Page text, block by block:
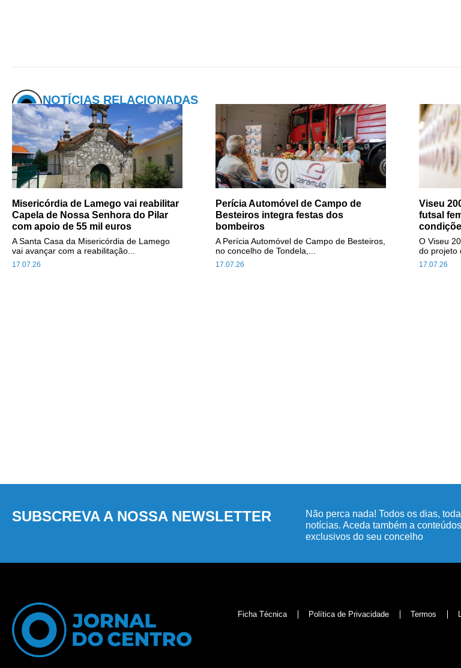
NOTÍCIAS RELACIONADAS
Misericórdia de Lamego vai reabilitar
Capela de Nossa Senhora do Pilar
com apoio de 55 mil euros
17.07.26
A Santa Casa da Misericórdia de Lamego
vai avançar com a reabilitação...
Perícia Automóvel de Campo de
Besteiros integra festas dos
bombeiros
17.07.26
A Perícia Automóvel de Campo de Besteiros,
no concelho de Tondela,...
Viseu
futsal
17.07.26
O Viseu
do projeto
SUBSCREVA A NOSSA NEWSLETTER
Não perca nada! Todos os dias,
notícias. Aceda também a conteúdos
exclusivos do seu concelho
Ficha Técnica Política de Privacidade Termos